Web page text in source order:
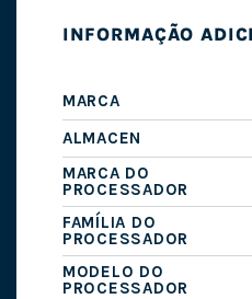
INFORMAÇÃO
MARCA
ALMACEN
MARCA DO
PROCESSADOR
FAMÍLIA DO
PROCESSADOR
MODELO DO
PROCESSADOR